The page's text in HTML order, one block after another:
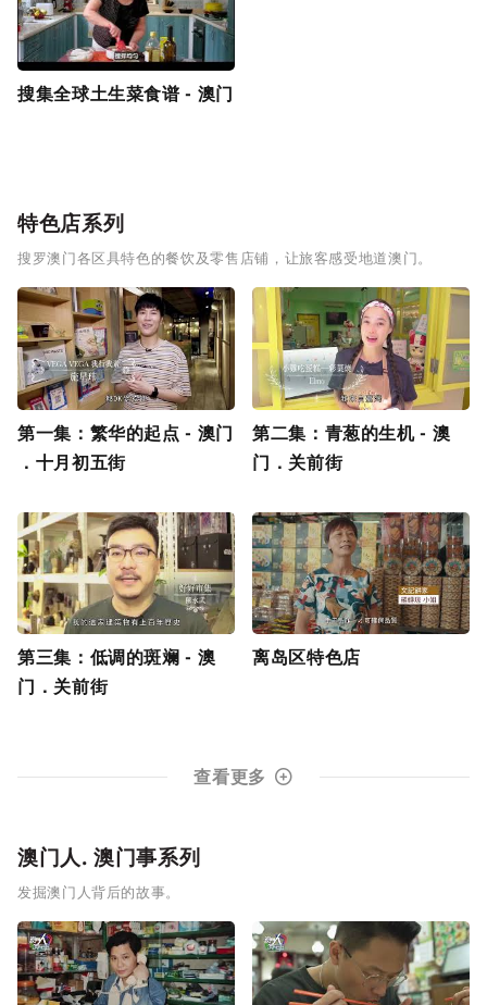
搜集全球土生菜食谱 - 澳门
特色店系列
搜罗澳门各区具特色的餐饮及零售店铺，让旅客感受地道澳门。
第一集：繁华的起点 - 澳门
．十月初五街
第二集：青葱的生机 - 澳
门．关前街
第三集：低调的斑斓 - 澳
门．关前街
离岛区特色店
查看更多
澳门人. 澳门事系列
发掘澳门人背后的故事。